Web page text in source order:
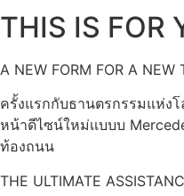
THIS IS FOR
A NEW FORM FOR A NEW
ครั้งแรกกับธานตรกรรมแห่ง
หน้าดีไซน์ใหม่เเบบบ
ท้องถนน
THE ULTIMATE